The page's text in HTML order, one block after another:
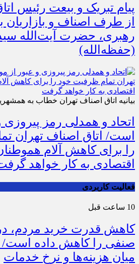
پیام تبریک و بیعت رئیس
از طرف اصناف و بازاریان
رهبری، حضرت آیت‌الله
(حفظه‌الله)
بیانیه اتاق اصناف تهران خطاب به
اتحاد و همدلی رمز پیروزی
است/ اتاق اصناف تهران
را برای کاهش آلام
اقتصادی به کار خواهد
فعالیت کاربردی
10 ساعت قبل
کاهش قدرت خرید مردم،
صنفی را کاهش داده است/
میان هزینه‌ها و نرخ خدمات